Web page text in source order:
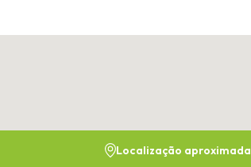
Localização aproximada